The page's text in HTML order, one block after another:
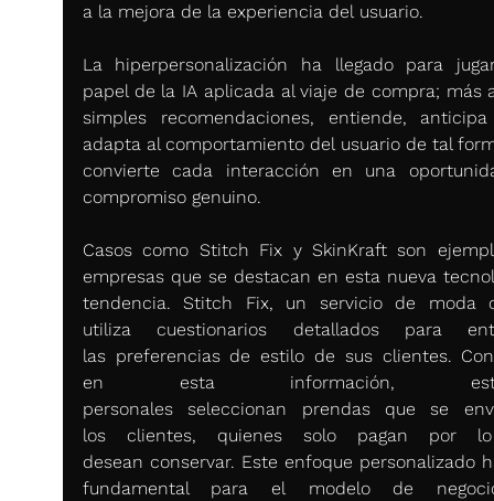
a la mejora de la experiencia del usuario.
La hiperpersonalización ha llegado para
papel de la IA aplicada al viaje de compra; más
simples recomendaciones, entiende,
adapta al comportamiento del usuario de tal
convierte cada interacción en una
compromiso genuino.
Casos como Stitch Fix y SkinKraft son
empresas que se destacan en esta nueva
tendencia. Stitch Fix, un servicio de moda
utiliza cuestionarios detallados para
las preferencias de estilo de sus clientes.
en esta información,
personales seleccionan prendas que se
los clientes, quienes solo pagan por
desean conservar. Este enfoque personalizado
fundamental para el modelo de